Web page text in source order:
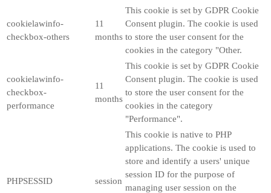
cookielawinfo-
checkbox-others
11
months
This cookie is set by GDPR Cookie
Consent plugin. The cookie is used
to store the user consent for the
cookies in the category "Other.
cookielawinfo-
checkbox-
performance
11
months
This cookie is set by GDPR Cookie
Consent plugin. The cookie is used
to store the user consent for the
cookies in the category
"Performance".
PHPSESSID session
This cookie is native to PHP
applications. The cookie is used to
store and identify a users' unique
session ID for the purpose of
managing user session on the